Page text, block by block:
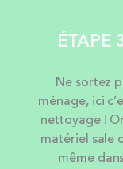
ÉTAPE
Ne sortez
ménage, ici
nettoyage !
matériel sale
même